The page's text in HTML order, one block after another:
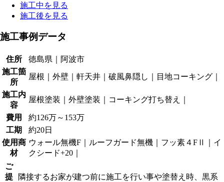
施工中を見る
施工後を見る
施工事例データ
住所
徳島県｜阿波市
施工箇
所
屋根｜外壁｜軒天井｜破風鼻隠し｜目地コーキング｜
施工内
容
屋根塗装｜外壁塗装｜コーキング打ち替え｜
費用
約126万～153万
工期
約20日
使用商
材
ウォール無機F｜ルーフガード無機｜フッ素４FⅡ｜イ
クシード+20｜
ご
提
隣接するお家が建つ前に施工を行い事や塗替え時、黒系